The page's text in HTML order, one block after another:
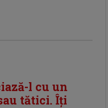
l cu un
tătici. Îți